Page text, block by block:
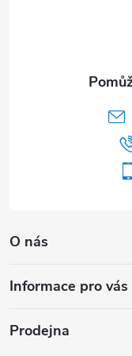
O nás
Informace pro vás
Prodejna